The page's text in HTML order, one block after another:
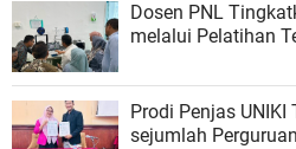
Dosen PNL
melalui Pelatihan
Prodi Penjas UNIKI
sejumlah